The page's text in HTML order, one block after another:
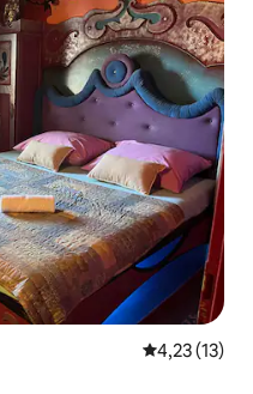
4,23 av 5 i
4,23 (13)